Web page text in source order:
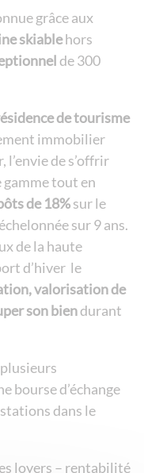
grâce aux
skiablehors
de 300
de tourisme
immobilier
l’envie de s’offrir
tout en
de 18%sur le
sur 9 ans.
de la haute
d’hiver le
valorisation de
son biendurant
bourse d’échange
dans le
loyers – rentabilité